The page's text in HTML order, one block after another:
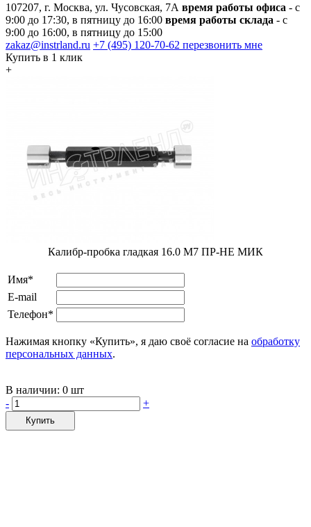
107207, г. Москва, ул. Чусовская, 7А время работы офиса - с
9:00 до 17:30, в пятницу до 16:00 время работы склада - с
9:00 до 16:00, в пятницу до 15:00
zakaz@instrland.ru +7 (495) 120-70-62 перезвонить мне
Купить в 1 клик
+
Калибр-пробка гладкая 16.0 M7 ПР-НЕ МИК
Имя*
E-mail
Телефон*
Нажимая кнопку «Купить», я даю своё согласие на обработку
персональных данных.
В наличии: 0 шт
-
+
Купить